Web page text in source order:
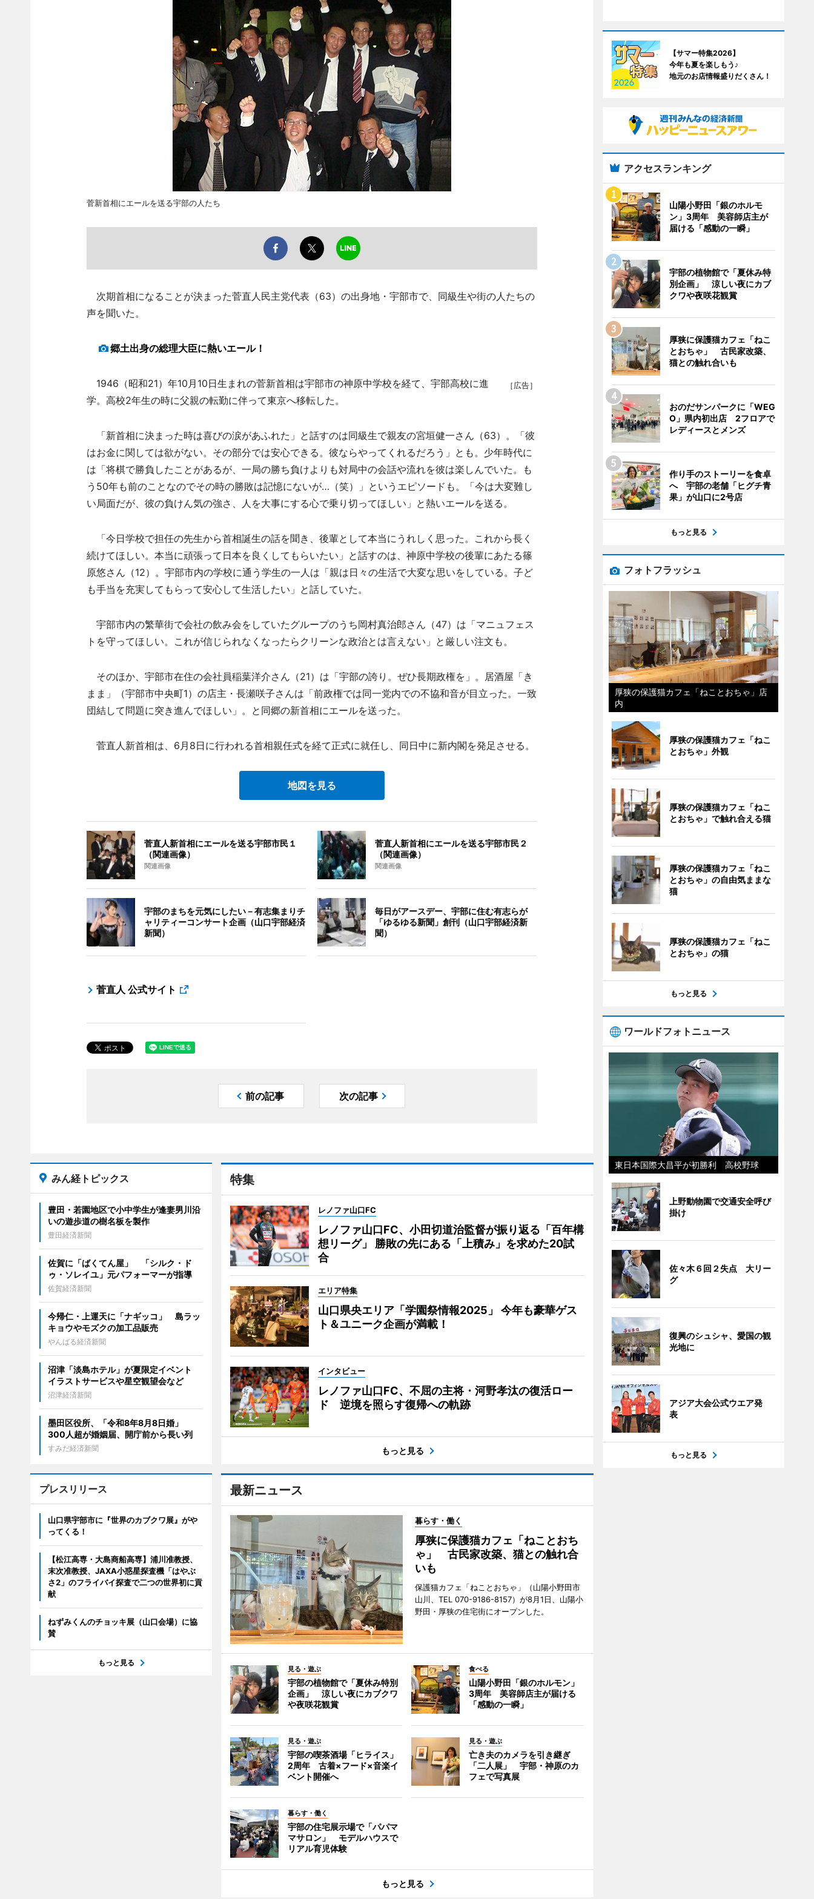
菅新首相にエールを送る宇部の人たち
次期首相になることが決まった菅直人民主党代表（63）の出身地・宇部市で、同級生や街の人たちの
声を聞いた。
郷土出身の総理大臣に熱いエール！
［広告］
1946（昭和21）年10月10日生まれの菅新首相は宇部市の神原中学校を経て、宇部高校に進
学。高校2年生の時に父親の転勤に伴って東京へ移転した。
「新首相に決まった時は喜びの涙があふれた」と話すのは同級生で親友の宮垣健一さん（63）。「彼
はお金に関しては欲がない。その部分では安心できる。彼ならやってくれるだろう」とも。少年時代に
は「将棋で勝負したことがあるが、一局の勝ち負けよりも対局中の会話や流れを彼は楽しんでいた。も
う50年も前のことなのでその時の勝敗は記憶にないが…（笑）」というエピソードも。「今は大変難し
い局面だが、彼の負けん気の強さ、人を大事にする心で乗り切ってほしい」と熱いエールを送る。
「今日学校で担任の先生から首相誕生の話を聞き、後輩として本当にうれしく思った。これから長く
続けてほしい。本当に頑張って日本を良くしてもらいたい」と話すのは、神原中学校の後輩にあたる篠
原悠さん（12）。宇部市内の学校に通う学生の一人は「親は日々の生活で大変な思いをしている。子ど
も手当を充実してもらって安心して生活したい」と話していた。
宇部市内の繁華街で会社の飲み会をしていたグループのうち岡村真治郎さん（47）は「マニュフェス
トを守ってほしい。これが信じられなくなったらクリーンな政治とは言えない」と厳しい注文も。
そのほか、宇部市在住の会社員稲葉洋介さん（21）は「宇部の誇り。ぜひ長期政権を」。居酒屋「き
まま」（宇部市中央町1）の店主・長瀬咲子さんは「前政権では同一党内での不協和音が目立った。一致
団結して問題に突き進んでほしい」。と同郷の新首相にエールを送った。
菅直人新首相は、6月8日に行われる首相親任式を経て正式に就任し、同日中に新内閣を発足させる。
地図を見る
菅直人新首相にエールを送る宇部市民１
（関連画像）
関連画像
菅直人新首相にエールを送る宇部市民２
（関連画像）
関連画像
宇部のまちを元気にしたい－有志集まりチ
ャリティーコンサート企画（山口宇部経済
新聞）
毎日がアースデー、宇部に住む有志らが
「ゆるゆる新聞」創刊（山口宇部経済新
聞）
菅直人 公式サイト
前の記事 次の記事
特集
レノファ山口FC
レノファ山口FC、小田切道治監督が振り返る「百年構
想リーグ」 勝敗の先にある「上積み」を求めた20試
合
エリア特集
山口県央エリア「学園祭情報2025」 今年も豪華ゲス
ト＆ユニーク企画が満載！
インタビュー
レノファ山口FC、不屈の主将・河野孝汰の復活ロー
ド 逆境を照らす復帰への軌跡
もっと見る
最新ニュース
暮らす・働く
厚狭に保護猫カフェ「ねことおち
ゃ」 古民家改築、猫との触れ合
いも
保護猫カフェ「ねことおちゃ」（山陽小野田市
山川、TEL 070-9186-8157）が8月1日、山陽小
野田・厚狭の住宅街にオープンした。
見る・遊ぶ
宇部の植物館で「夏休み特別
企画」 涼しい夜にカブクワ
や夜咲花観賞
食べる
山陽小野田「銀のホルモン」
3周年 美容師店主が届ける
「感動の一瞬」
見る・遊ぶ
宇部の喫茶酒場「ヒライス」
2周年 古着×フード×音楽イ
ベント開催へ
見る・遊ぶ
亡き夫のカメラを引き継ぎ
「二人展」 宇部・神原のカ
フェで写真展
暮らす・働く
宇部の住宅展示場で「パパマ
マサロン」 モデルハウスで
リアル育児体験
もっと見る
みん経トピックス
豊田・若園地区で小中学生が逢妻男川沿
いの遊歩道の樹名板を製作
豊田経済新聞
佐賀に「ばくてん屋」 「シルク・ド
ゥ・ソレイユ」元パフォーマーが指導
佐賀経済新聞
今帰仁・上運天に「ナギッコ」 島ラッ
キョウやモズクの加工品販売
やんばる経済新聞
沼津「淡島ホテル」が夏限定イベント
イラストサービスや星空観望会など
沼津経済新聞
墨田区役所、「令和8年8月8日婚」
300人超が婚姻届、開庁前から長い列
すみだ経済新聞
プレスリリース
山口県宇部市に『世界のカブクワ展』がや
ってくる！
【松江高専・大島商船高専】浦川准教授、
末次准教授、JAXA小惑星探査機「はやぶ
さ2」のフライバイ探査で二つの世界初に貢
献
ねずみくんのチョッキ展（山口会場）に協
賛
もっと見る
【サマー特集2026】
今年も夏を楽しもう♪
地元のお店情報盛りだくさん！
アクセスランキング
山陽小野田「銀のホルモ
ン」3周年 美容師店主が
届ける「感動の一瞬」
宇部の植物館で「夏休み特
別企画」 涼しい夜にカブ
クワや夜咲花観賞
厚狭に保護猫カフェ「ねこ
とおちゃ」 古民家改築、
猫との触れ合いも
おのだサンパークに「WEG
O」県内初出店 2フロアで
レディースとメンズ
作り手のストーリーを食卓
へ 宇部の老舗「ヒグチ青
果」が山口に2号店
もっと見る
フォトフラッシュ
厚狭の保護猫カフェ「ねことおちゃ」店
内
厚狭の保護猫カフェ「ねこ
とおちゃ」外観
厚狭の保護猫カフェ「ねこ
とおちゃ」で触れ合える猫
厚狭の保護猫カフェ「ねこ
とおちゃ」の自由気ままな
猫
厚狭の保護猫カフェ「ねこ
とおちゃ」の猫
もっと見る
ワールドフォトニュース
東日本国際大昌平が初勝利 高校野球
上野動物園で交通安全呼び
掛け
佐々木６回２失点 大リー
グ
復興のシュシャ、愛国の観
光地に
アジア大会公式ウエア発
表
もっと見る